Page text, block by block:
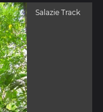
Salazie Track